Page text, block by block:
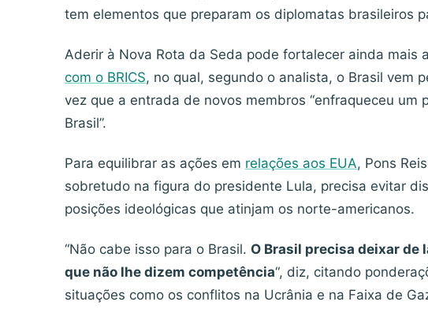
tem elementos que preparam os diplomatas brasileiros
Aderir à Nova Rota da Seda pode fortalecer ainda mais
com o BRICS, no qual, segundo o analista, o Brasil vem
vez que a entrada de novos membros “enfraqueceu um
Brasil”.
Para equilibrar as ações em relações aos EUA, Pons
sobretudo na figura do presidente Lula, precisa evitar
posições ideológicas que atinjam os norte-americanos.
“Não cabe isso para o Brasil. O Brasil precisa deixar de
que não lhe dizem competência“, diz, citando
situações como os conflitos na Ucrânia e na Faixa de